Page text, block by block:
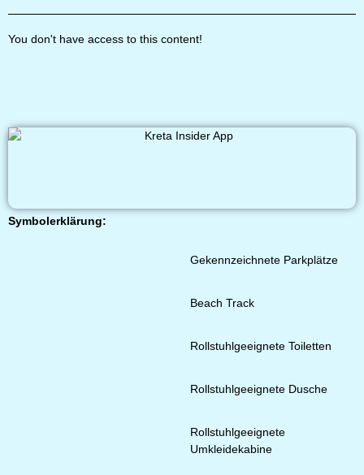
You don't have access to this content!
Symbolerklärung:
Gekennzeichnete Parkplätze
Beach Track
Rollstuhlgeeignete Toiletten
Rollstuhlgeeignete Dusche
Rollstuhlgeeignete
Umkleidekabine